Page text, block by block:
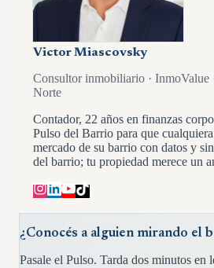
Victor Miascovsky
Consultor inmobiliario ·
Norte
Contador, 22 años en finanzas
Pulso del Barrio para que
mercado de su barrio con datos y
del barrio; tu propiedad merece un
¿Conocés a alguien mirando el
Pasale el Pulso. Tarda dos minutos en